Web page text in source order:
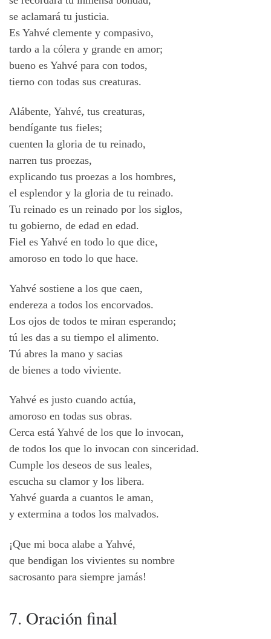
se aclamará tu justicia.
Es Yahvé clemente y compasivo,
tardo a la cólera y grande en amor;
bueno es Yahvé para con todos,
tierno con todas sus creaturas.
Alábente, Yahvé, tus creaturas,
bendígante tus fieles;
cuenten la gloria de tu reinado,
narren tus proezas,
explicando tus proezas a los hombres,
el esplendor y la gloria de tu reinado.
Tu reinado es un reinado por los siglos,
tu gobierno, de edad en edad.
Fiel es Yahvé en todo lo que dice,
amoroso en todo lo que hace.
Yahvé sostiene a los que caen,
endereza a todos los encorvados.
Los ojos de todos te miran esperando;
tú les das a su tiempo el alimento.
Tú abres la mano y sacias
de bienes a todo viviente.
Yahvé es justo cuando actúa,
amoroso en todas sus obras.
Cerca está Yahvé de los que lo invocan,
de todos los que lo invocan con sinceridad.
Cumple los deseos de sus leales,
escucha su clamor y los libera.
Yahvé guarda a cuantos le aman,
y extermina a todos los malvados.
¡Que mi boca alabe a Yahvé,
que bendigan los vivientes su nombre
sacrosanto para siempre jamás!
7. Oración final